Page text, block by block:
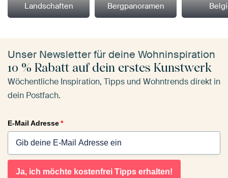
Landschaften Bergpanoramen
Unser Newsletter für deine Wohninspiration
10 % Rabatt auf dein erstes Kunstwerk
Wöchentliche Inspiration, Tipps und Wohntrends direkt in
dein Postfach.
E-Mail Adresse*
Ja, ich möchte kostenfrei Tipps erhalten!